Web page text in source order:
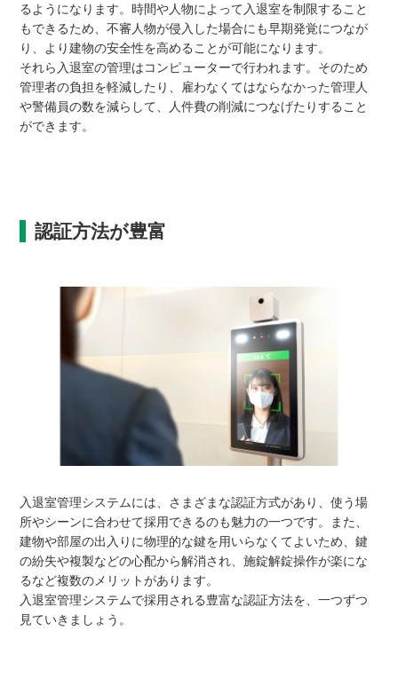
るようになります。時間や人物によって入退室を制限すること
もできるため、不審人物が侵入した場合にも早期発覚につなが
り、より建物の安全性を高めることが可能になります。
それら入退室の管理はコンピューターで行われます。そのため
管理者の負担を軽減したり、雇わなくてはならなかった管理人
や警備員の数を減らして、人件費の削減につなげたりすること
ができます。
認証方法が豊富
入退室管理システムには、さまざまな認証方式があり、使う場
所やシーンに合わせて採用できるのも魅力の一つです。また、
建物や部屋の出入りに物理的な鍵を用いらなくてよいため、鍵
の紛失や複製などの心配から解消され、施錠解錠操作が楽にな
るなど複数のメリットがあります。
入退室管理システムで採用される豊富な認証方法を、一つずつ
見ていきましょう。